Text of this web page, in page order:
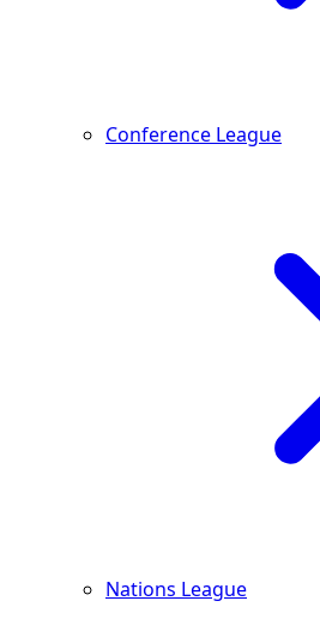
Conference League
Nations League